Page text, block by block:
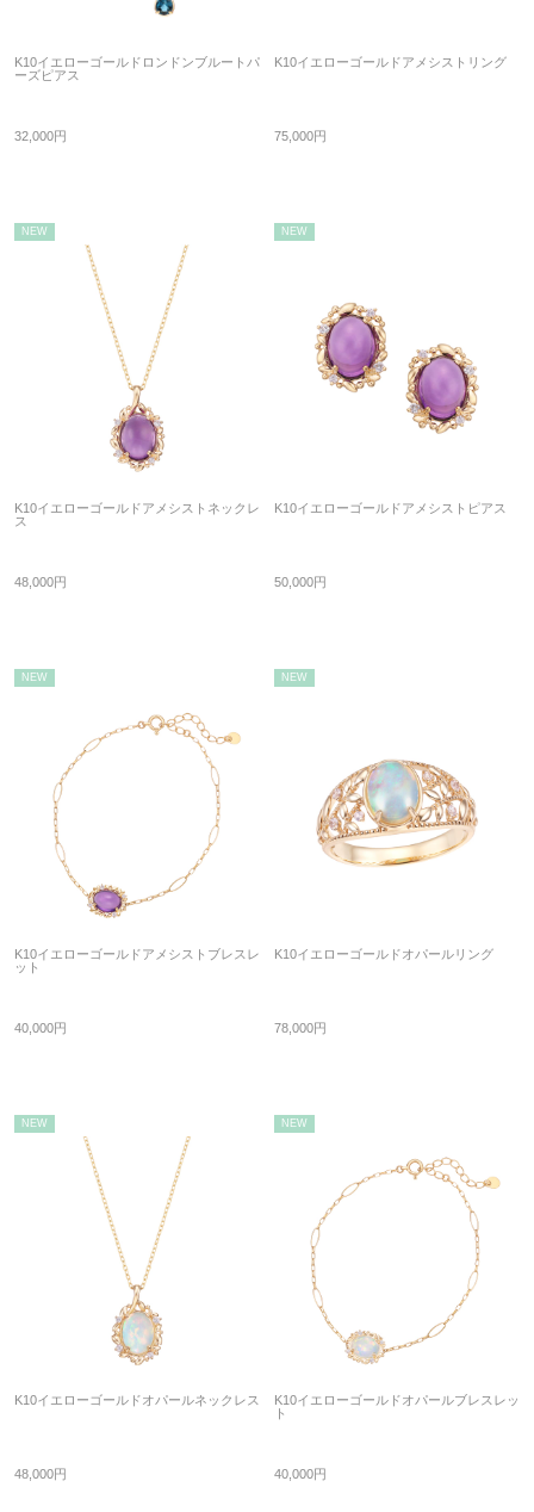
K10イエローゴールドロンドンブルートパ
ーズピアス
32,000円
K10イエローゴールドアメシストリング
75,000円
NEW
K10イエローゴールドアメシストネックレ
ス
48,000円
NEW
K10イエローゴールドアメシストピアス
50,000円
NEW
K10イエローゴールドアメシストブレスレ
ット
40,000円
NEW
K10イエローゴールドオパールリング
78,000円
NEW
K10イエローゴールドオパールネックレス
48,000円
NEW
K10イエローゴールドオパールブレスレッ
ト
40,000円